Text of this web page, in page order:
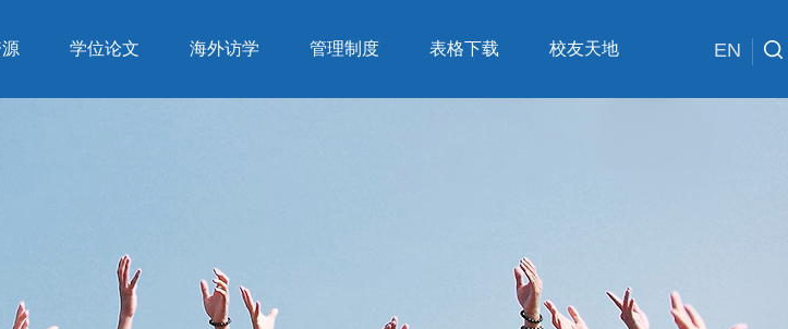
EN
学位论文 海外访学 管理制度 表格下载 校友天地